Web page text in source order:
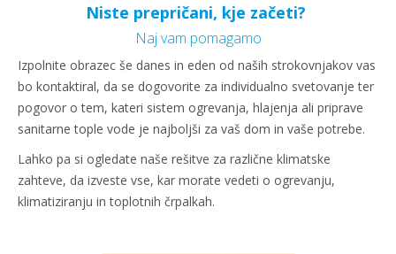
Niste prepričani, kje začeti?
Naj vam pomagamo
Izpolnite obrazec še danes in eden od naših strokovnjakov vas
bo kontaktiral, da se dogovorite za individualno svetovanje ter
pogovor o tem, kateri sistem ogrevanja, hlajenja ali priprave
sanitarne tople vode je najboljši za vaš dom in vaše potrebe.
Lahko pa si ogledate naše rešitve za različne klimatske
zahteve, da izveste vse, kar morate vedeti o ogrevanju,
klimatiziranju in toplotnih črpalkah.